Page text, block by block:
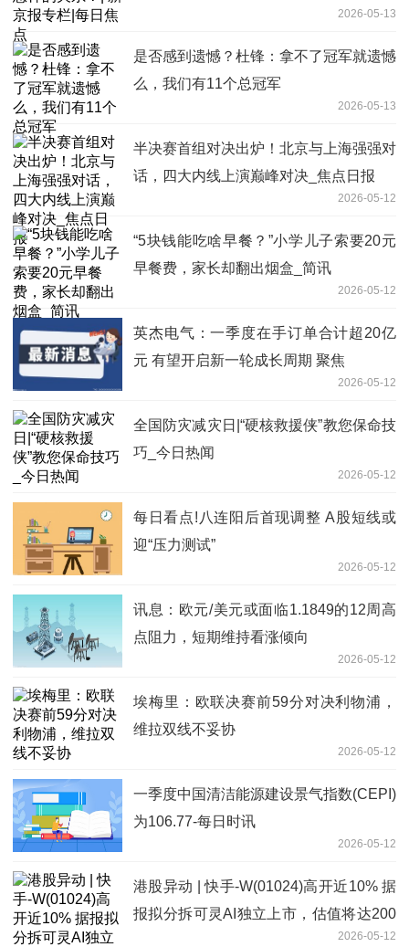
2026-05-13
是否感到遗憾？杜锋：拿不了冠军就遗憾
么，我们有11个总冠军
2026-05-13
半决赛首组对决出炉！北京与上海强强对
话，四大内线上演巅峰对决_焦点日报
2026-05-12
“5块钱能吃啥早餐？”小学儿子索要20元
早餐费，家长却翻出烟盒_简讯
2026-05-12
英杰电气：一季度在手订单合计超20亿
元 有望开启新一轮成长周期 聚焦
2026-05-12
全国防灾减灾日|“硬核救援侠”教您保命技
巧_今日热闻
2026-05-12
每日看点!八连阳后首现调整 A股短线或
迎“压力测试”
2026-05-12
讯息：欧元/美元或面临1.1849的12周高
点阻力，短期维持看涨倾向
2026-05-12
埃梅里：欧联决赛前59分对决利物浦，
维拉双线不妥协
2026-05-12
一季度中国清洁能源建设景气指数(CEPI)
为106.77-每日时讯
2026-05-12
港股异动 | 快手-W(01024)高开近10% 据
报拟分拆可灵AI独立上市，估值将达200
2026-05-12